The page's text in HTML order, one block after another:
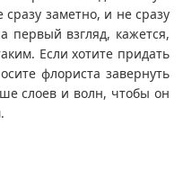
заметно, и не сразу
первый взгляд, кажется,
Если хотите придать
флориста завернуть
слоев и волн, чтобы он